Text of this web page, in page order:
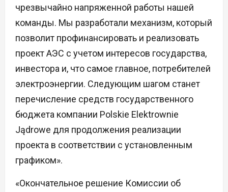
чрезвычайно напряженной работы нашей
команды. Мы разработали механизм, который
позволит профинансировать и реализовать
проект АЭС с учетом интересов государства,
инвестора и, что самое главное, потребителей
электроэнергии. Следующим шагом станет
перечисление средств государственного
бюджета компании Polskie Elektrownie
Jądrowe для продолжения реализации
проекта в соответствии с установленным
графиком».
«Окончательное решение Комиссии об